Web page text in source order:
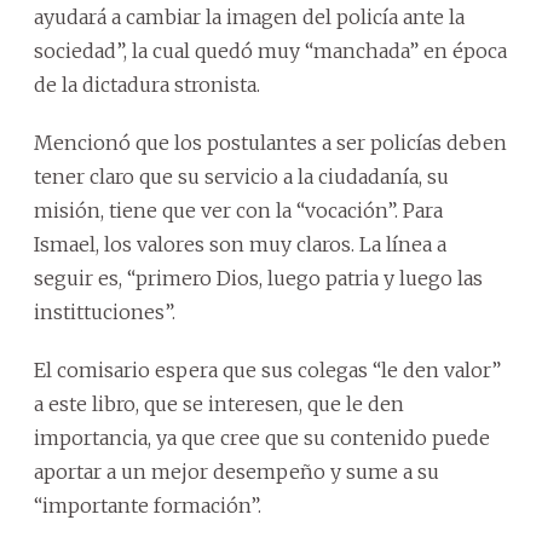
ayudará a cambiar la imagen del policía ante la
sociedad”, la cual quedó muy “manchada” en época
de la dictadura stronista.
Mencionó que los postulantes a ser policías deben
tener claro que su servicio a la ciudadanía, su
misión, tiene que ver con la “vocación”. Para
Ismael, los valores son muy claros. La línea a
seguir es, “primero Dios, luego patria y luego las
instittuciones”.
El comisario espera que sus colegas “le den valor”
a este libro, que se interesen, que le den
importancia, ya que cree que su contenido puede
aportar a un mejor desempeño y sume a su
“importante formación”.